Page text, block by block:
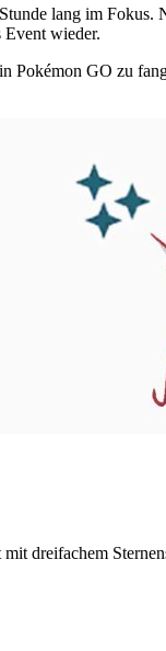
lang im
Event wieder.
GO zu
dreifachem